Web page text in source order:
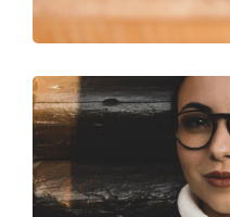
Code: